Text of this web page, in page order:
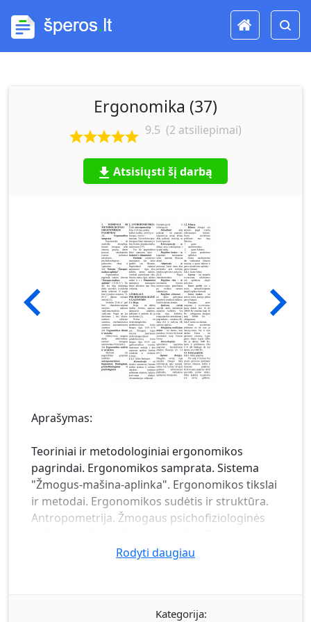
Ergonomika (37)
9.5 (2 atsiliepimai)
Atsisiųsti šį darbą
Aprašymas:
Teoriniai ir metodologiniai ergonomikos
pagrindai. Ergonomikos samprata. Sistema
"Žmogus-mašina-aplinka". Ergonomikos tikslai
ir metodai. Ergonomikos sudėtis ir struktūra.
Antropometrija. Žmogaus psichofiziologinės
charakteristikos. Klausa. Garso kilmė. Garso
žmonių savybėms. Žmogaus psichinės savybės.
Rodyti daugiau
Kategorija: